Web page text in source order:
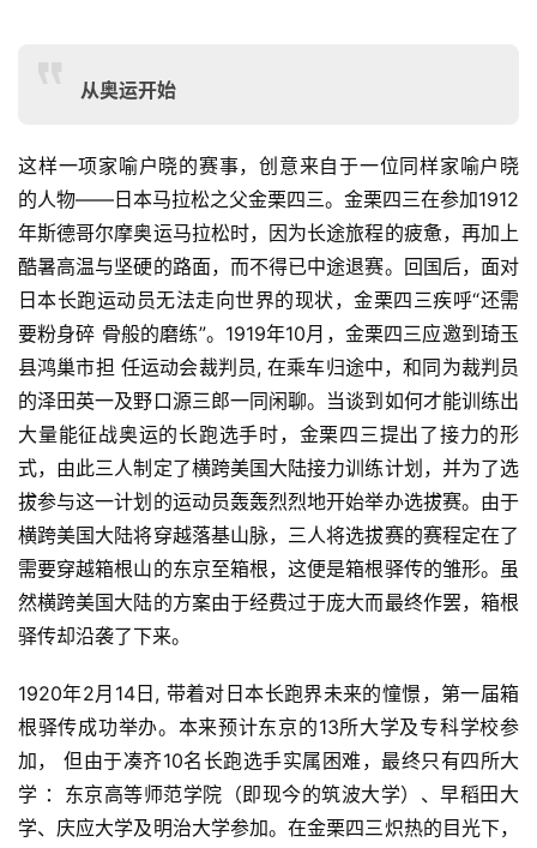
从奥运开始
这样一项家喻户晓的赛事，创意来自于一位同样家喻户晓
的人物——日本马拉松之父金栗四三。金栗四三在参加1912
年斯德哥尔摩奥运马拉松时，因为长途旅程的疲惫，再加上
酷暑高温与坚硬的路面，而不得已中途退赛。回国后，面对
日本长跑运动员无法走向世界的现状，金栗四三疾呼“还需
要粉身碎 骨般的磨练”。1919年10月，金栗四三应邀到琦玉
县鸿巢市担 任运动会裁判员, 在乘车归途中，和同为裁判员
的泽田英一及野口源三郎一同闲聊。当谈到如何才能训练出
大量能征战奥运的长跑选手时，金栗四三提出了接力的形
式，由此三人制定了横跨美国大陆接力训练计划，并为了选
拔参与这一计划的运动员轰轰烈烈地开始举办选拔赛。由于
横跨美国大陆将穿越落基山脉，三人将选拔赛的赛程定在了
需要穿越箱根山的东京至箱根，这便是箱根驿传的雏形。虽
然横跨美国大陆的方案由于经费过于庞大而最终作罢，箱根
驿传却沿袭了下来。
1920年2月14日, 带着对日本长跑界未来的憧憬，第一届箱
根驿传成功举办。本来预计东京的13所大学及专科学校参
加， 但由于凑齐10名长跑选手实属困难，最终只有四所大
学 ：东京高等师范学院（即现今的筑波大学）、早稻田大
学、庆应大学及明治大学参加。在金栗四三炽热的目光下，